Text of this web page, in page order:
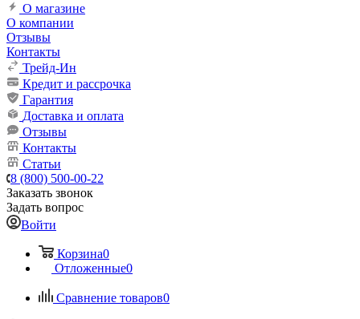
О магазине
О компании
Отзывы
Контакты
Трейд-Ин
Кредит и рассрочка
Гарантия
Доставка и оплата
Отзывы
Контакты
Статьи
8 (800) 500-00-22
Заказать звонок
Задать вопрос
Войти
Корзина0
Отложенные0
Сравнение товаров0